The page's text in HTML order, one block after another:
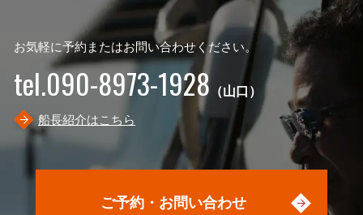
お気軽に予約またはお問い合わせください。
tel.090-8973-1928 （山口）
船長紹介はこちら
ご予約・お問い合わせ